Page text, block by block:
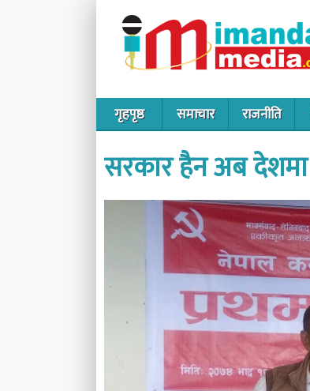
गृहपृष्ठ समाचार राजनीति
सरकार हैन अब